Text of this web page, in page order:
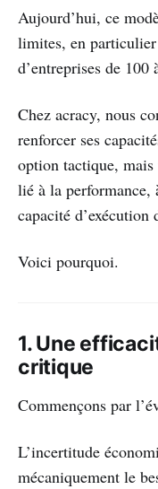
Aujourd’hui, ce
limites, en
d’entreprises de 100
Chez acracy, nous
renforcer ses
option tactique, mais
lié à la performance,
capacité d’exécution
Voici pourquoi.
1. Une
critique
Commençons par
L’incertitude
mécaniquement le